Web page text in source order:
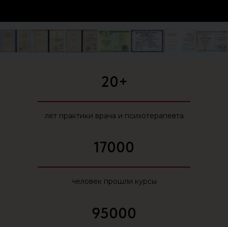
лет практики врача и психотерапевта
20+
17000
человек прошли курсы
95000